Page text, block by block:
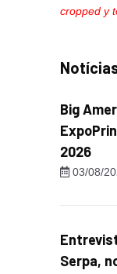
cropped y
Big
2026
03/08/
Serpa,